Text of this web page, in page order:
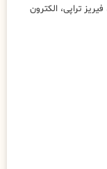
تراپی، الکترون